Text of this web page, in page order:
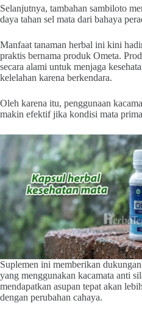
Selanjutnya, tambahan sambiloto
daya tahan sel mata dari bahaya
Manfaat tanaman herbal ini kini
praktis bernama produk Ometa.
secara alami untuk menjaga
kelelahan karena berkendara.
Oleh karena itu, penggunaan
makin efektif jika kondisi mata
Suplemen ini memberikan
yang menggunakan kacamata anti
mendapatkan asupan tepat akan
dengan perubahan cahaya.